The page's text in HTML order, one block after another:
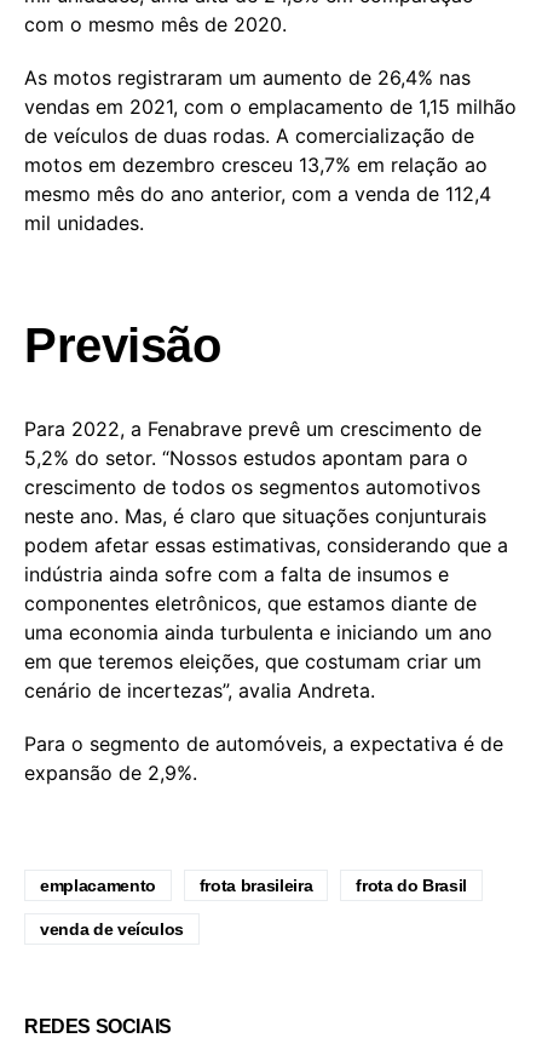
com o mesmo mês de 2020.
As motos registraram um aumento de 26,4% nas
vendas em 2021, com o emplacamento de 1,15 milhão
de veículos de duas rodas. A comercialização de
motos em dezembro cresceu 13,7% em relação ao
mesmo mês do ano anterior, com a venda de 112,4
mil unidades.
Previsão
Para 2022, a Fenabrave prevê um crescimento de
5,2% do setor. “Nossos estudos apontam para o
crescimento de todos os segmentos automotivos
neste ano. Mas, é claro que situações conjunturais
podem afetar essas estimativas, considerando que a
indústria ainda sofre com a falta de insumos e
componentes eletrônicos, que estamos diante de
uma economia ainda turbulenta e iniciando um ano
em que teremos eleições, que costumam criar um
cenário de incertezas”, avalia Andreta.
Para o segmento de automóveis, a expectativa é de
expansão de 2,9%.
emplacamento frota brasileira frota do Brasil
venda de veículos
REDES SOCIAIS